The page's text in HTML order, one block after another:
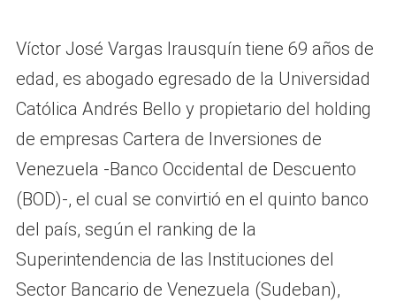
Víctor José Vargas Irausquín tiene 69 años de
edad, es abogado egresado de la Universidad
Católica Andrés Bello y propietario del holding
de empresas Cartera de Inversiones de
Venezuela -Banco Occidental de Descuento
(BOD)-, el cual se convirtió en el quinto banco
del país, según el ranking de la
Superintendencia de las Instituciones del
Sector Bancario de Venezuela (Sudeban),